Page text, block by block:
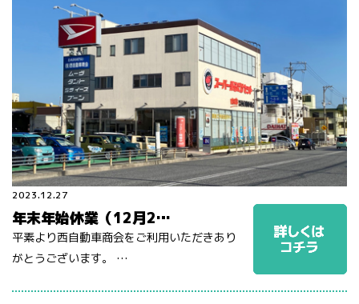
2023.12.27
年末年始休業（12月2…
平素より西自動車商会をご利用いただきあり
がとうございます。 …